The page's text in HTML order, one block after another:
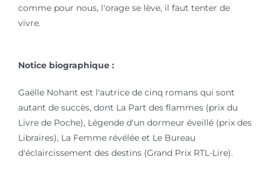
comme pour nous, l'orage se lève, il faut tenter de
vivre.
Notice biographique :
Gaëlle Nohant est l'autrice de cinq romans qui sont
autant de succès, dont La Part des flammes (prix du
Livre de Poche), Légende d'un dormeur éveillé (prix des
Libraires), La Femme révélée et Le Bureau
d'éclaircissement des destins (Grand Prix RTL-Lire).